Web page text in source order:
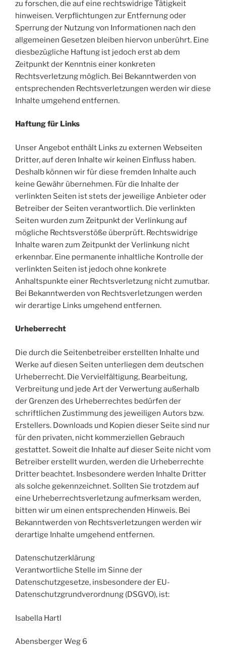
zu forschen, die auf eine rechtswidrige Tätigkeit
hinweisen. Verpflichtungen zur Entfernung oder
Sperrung der Nutzung von Informationen nach den
allgemeinen Gesetzen bleiben hiervon unberührt. Eine
diesbezügliche Haftung ist jedoch erst ab dem
Zeitpunkt der Kenntnis einer konkreten
Rechtsverletzung möglich. Bei Bekanntwerden von
entsprechenden Rechtsverletzungen werden wir diese
Inhalte umgehend entfernen.
Haftung für Links
Unser Angebot enthält Links zu externen Webseiten
Dritter, auf deren Inhalte wir keinen Einfluss haben.
Deshalb können wir für diese fremden Inhalte auch
keine Gewähr übernehmen. Für die Inhalte der
verlinkten Seiten ist stets der jeweilige Anbieter oder
Betreiber der Seiten verantwortlich. Die verlinkten
Seiten wurden zum Zeitpunkt der Verlinkung auf
mögliche Rechtsverstöße überprüft. Rechtswidrige
Inhalte waren zum Zeitpunkt der Verlinkung nicht
erkennbar. Eine permanente inhaltliche Kontrolle der
verlinkten Seiten ist jedoch ohne konkrete
Anhaltspunkte einer Rechtsverletzung nicht zumutbar.
Bei Bekanntwerden von Rechtsverletzungen werden
wir derartige Links umgehend entfernen.
Urheberrecht
Die durch die Seitenbetreiber erstellten Inhalte und
Werke auf diesen Seiten unterliegen dem deutschen
Urheberrecht. Die Vervielfältigung, Bearbeitung,
Verbreitung und jede Art der Verwertung außerhalb
der Grenzen des Urheberrechtes bedürfen der
schriftlichen Zustimmung des jeweiligen Autors bzw.
Erstellers. Downloads und Kopien dieser Seite sind nur
für den privaten, nicht kommerziellen Gebrauch
gestattet. Soweit die Inhalte auf dieser Seite nicht vom
Betreiber erstellt wurden, werden die Urheberrechte
Dritter beachtet. Insbesondere werden Inhalte Dritter
als solche gekennzeichnet. Sollten Sie trotzdem auf
eine Urheberrechtsverletzung aufmerksam werden,
bitten wir um einen entsprechenden Hinweis. Bei
Bekanntwerden von Rechtsverletzungen werden wir
derartige Inhalte umgehend entfernen.
Datenschutzerklärung
Verantwortliche Stelle im Sinne der
Datenschutzgesetze, insbesondere der EU-
Datenschutzgrundverordnung (DSGVO), ist:
Isabella Hartl
Abensberger Weg 6